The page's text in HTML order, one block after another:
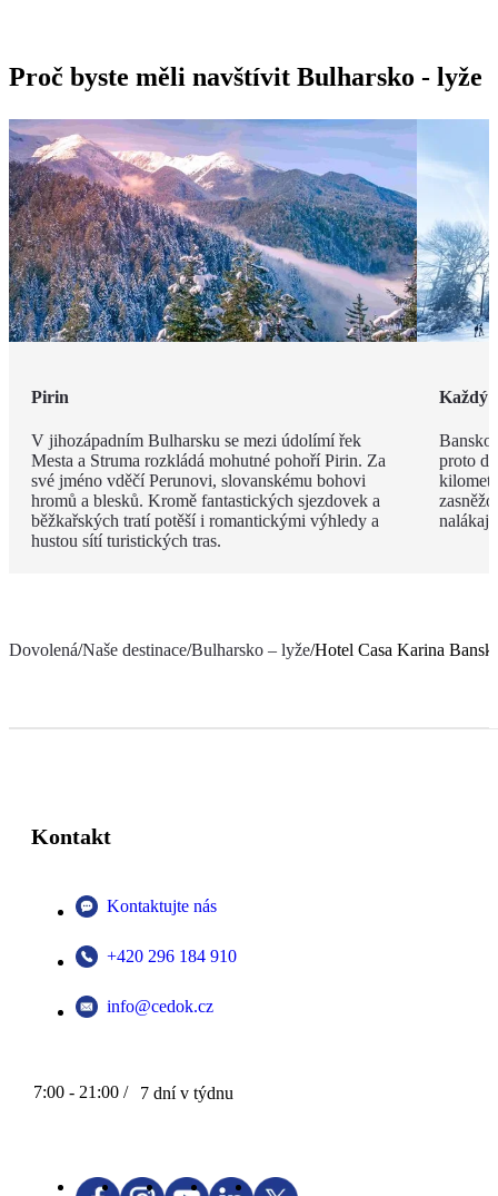
Proč byste měli navštívit Bulharsko - lyže
Pirin
V jihozápadním Bulharsku se mezi údolímí řek
Mesta a Struma rozkládá mohutné pohoří Pirin. Za
své jméno vděčí Perunovi, slovanskému bohovi
hromů a blesků. Kromě fantastických sjezdovek a
běžkařských tratí potěší i romantickými výhledy a
hustou sítí turistických tras.
Každý
Bansko
proto
nalákají
Dovolená/Naše destinace/Bulharsko – lyže/Hotel Casa Karina
Kontakt
Kontaktujte nás
+420 296 184 910
info@cedok.cz
7:00 - 21:00 / 7 dní v týdnu